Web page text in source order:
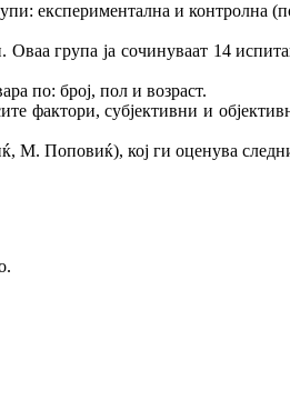
експериментална и контролна
Оваа група ја сочинуваат 14
по: број, пол и возраст.
фактори, субјективни и
кој ги оценува